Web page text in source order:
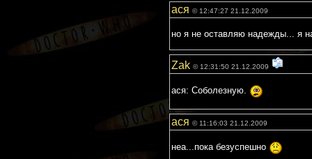
ася © 12:47:27 21.12.2009
но я не оставляю надежды... я
Zak © 12:31:50 21.12.2009
ася: Соболезную.
ася © 11:16:03 21.12.2009
неа...пока безуспешно